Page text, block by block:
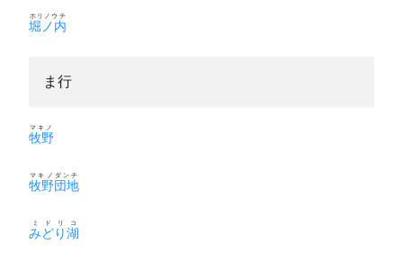
堀ノ内
ホリノウチ
ま行
牧野
マキノ
牧野団地
マキノダンチ
みどり湖
ミドリコ